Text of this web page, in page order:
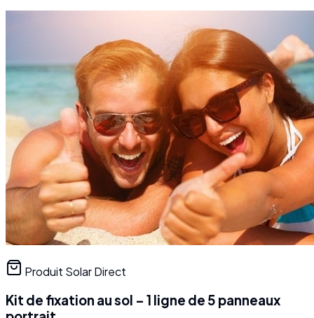
Produit Solar Direct
Kit de fixation au sol – 1 ligne de 5 panneaux